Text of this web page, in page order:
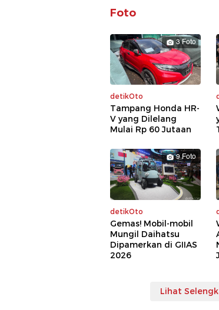
Foto
3 Foto
detikOto
Tampang Honda HR-
V yang Dilelang
Mulai Rp 60 Jutaan
9 Foto
detikOto
Gemas! Mobil-mobil
Mungil Daihatsu
Dipamerkan di GIIAS
2026
Lihat